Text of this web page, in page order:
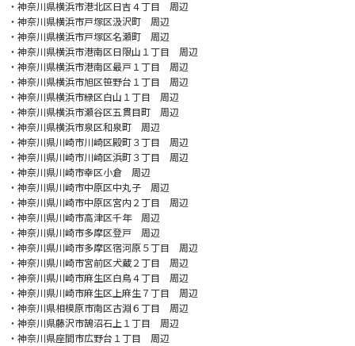
・神奈川県横浜市港北区日吉４丁目 周辺
・神奈川県横浜市戸塚区汲沢町 周辺
・神奈川県横浜市戸塚区名瀬町 周辺
・神奈川県横浜市港南区日限山１丁目 周辺
・神奈川県横浜市港南区最戸１丁目 周辺
・神奈川県横浜市旭区笹野台１丁目 周辺
・神奈川県横浜市緑区白山１丁目 周辺
・神奈川県横浜市瀬谷区五貫目町 周辺
・神奈川県横浜市泉区和泉町 周辺
・神奈川県川崎市川崎区殿町３丁目 周辺
・神奈川県川崎市川崎区浜町３丁目 周辺
・神奈川県川崎市幸区小倉 周辺
・神奈川県川崎市中原区中丸子 周辺
・神奈川県川崎市中原区宮内２丁目 周辺
・神奈川県川崎市高津区千年 周辺
・神奈川県川崎市多摩区登戸 周辺
・神奈川県川崎市多摩区宿河原５丁目 周辺
・神奈川県川崎市宮前区犬蔵２丁目 周辺
・神奈川県川崎市麻生区白鳥４丁目 周辺
・神奈川県川崎市麻生区上麻生７丁目 周辺
・神奈川県相模原市南区古淵６丁目 周辺
・神奈川県藤沢市鵠沼石上１丁目 周辺
・神奈川県座間市広野台１丁目 周辺